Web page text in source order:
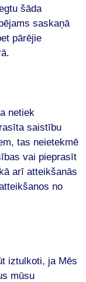
šāda
saskaņā
pārējie
netiek
saistību
tas neietekmē
vai pieprasīt
arī atteikšanās
no
iztulkoti, ja Mēs
mūsu